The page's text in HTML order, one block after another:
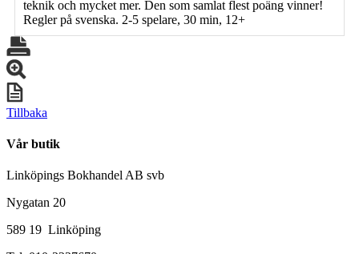
teknik och mycket mer. Den som samlat flest poäng vinner!
Regler på svenska. 2-5 spelare, 30 min, 12+
Tillbaka
Vår butik
Linköpings Bokhandel AB svb
Nygatan 20
589 19 Linköping